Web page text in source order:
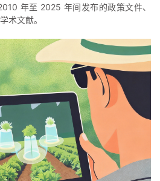
年至 2025 年间发布的政策文件、
术文献。